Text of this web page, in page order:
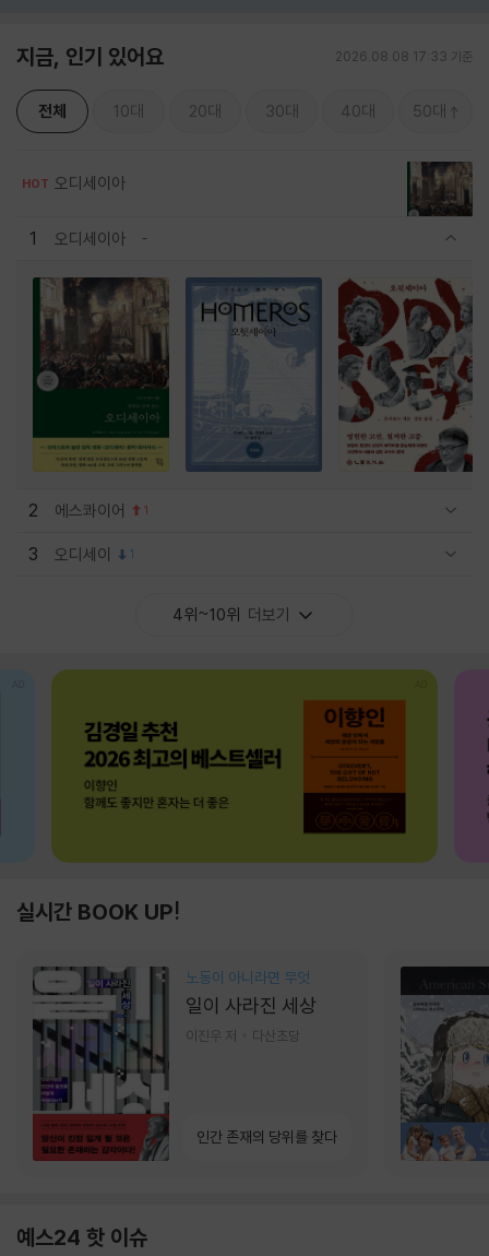
지금, 인기 있어요 2026.08.08 17:33 기준
전체 10대 20대 30대 40대 50대
HOT 오디세이아
1 오디세이아
2 에스콰이어 1
3 오디세이 1
4위~10위 더보기
실시간 BOOK UP!
노동이 아니라면 무엇
일이 사라진 세상
이진우 저 다산초당
인간 존재의 당위를 찾다
예스24 핫 이슈